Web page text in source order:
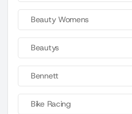
Beauty Womens
Beautys
Bennett
Bike Racing